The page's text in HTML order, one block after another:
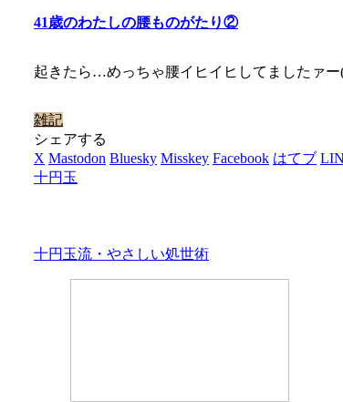
41歳のわたしの腰ものがたり②
起きたら…めっちゃ腰イヒイヒしてましたァ
雑記
シェアする
X Mastodon Bluesky Misskey Facebook はてブ
十円玉
十円玉流・やさしい処世術